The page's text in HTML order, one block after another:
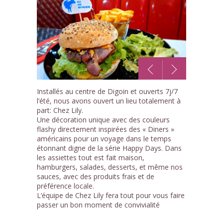
mon
carnet
1 /5
Installés au centre de Digoin et ouverts 7j/7
l’été, nous avons ouvert un lieu totalement à
part: Chez Lily.
Une décoration unique avec des couleurs
flashy directement inspirées des « Diners »
américains pour un voyage dans le temps
étonnant digne de la série Happy Days. Dans
les assiettes tout est fait maison,
hamburgers, salades, desserts, et même nos
sauces, avec des produits frais et de
préférence locale.
L’équipe de Chez Lily fera tout pour vous faire
passer un bon moment de convivialité